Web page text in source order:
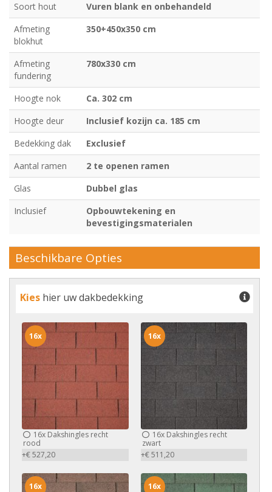
Soort hout
Vuren blank en onbehandeld
Afmeting
blokhut
350+450x350 cm
Afmeting
fundering
780x330 cm
Hoogte nok
Ca. 302 cm
Hoogte deur
Inclusief kozijn ca. 185 cm
Bedekking dak
Exclusief
Aantal ramen
2 te openen ramen
Glas
Dubbel glas
Inclusief
Opbouwtekening en
bevestigingsmaterialen
Beschikbare Opties
Kies hier uw dakbedekking
16x Dakshingles recht
rood
+€ 527,20
16x
16xDakshingles recht
zwart
+€ 511,20
16x
16x 16x